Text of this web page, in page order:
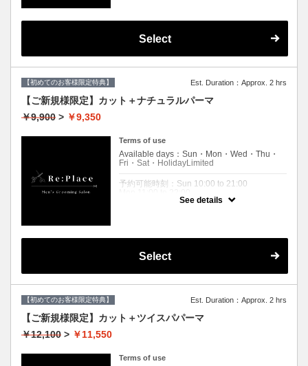
Holiday 10:00 to 21:00
Expiration Date：
されるお客様限定です。
２回目以降のお客様は通常料金となりますの
【メニュー選択】からコースをお選びくださ
いませ。
ダメージレスパーマご希望の場合、
＋¥2,200です。
来店時にお申し付けください。
Select
【初めてのお客様限定特典】 Est. Duration：Approx. 2 hrs
【ご新規様限定】カット＋ナチュラルパーマ
￥9,900 > ￥9,350
Terms of use
Available days：Sun・Mon・Wed・Thu・
Fri・Sat・HolidayLimited
予約可能時刻：Sun 10:00 to 21:00
Wed 11:00 to 22:00
Holiday 10:00 to 22:00
Expiration Date：
れる方限定クーポンです
２回目以降のお客様は通常料金となりますの
【メニュー選択】からコースをお選びくださ
いませ。
自然中流れを作る緩めパーマ。
See details
Select
【初めてのお客様限定特典】 Est. Duration：Approx. 2 hrs
【ご新規様限定】カット＋ツイスパパーマ
￥12,100 > ￥11,550
Terms of use